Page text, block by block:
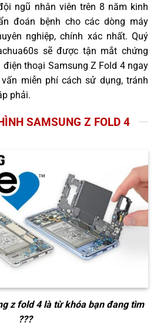
ngũ nhân viên trên 8 năm kinh
đoán bệnh cho các dòng máy
nghiệp, chính xác nhất. Quý
sẽ được tận mắt chứng
thoại Samsung Z Fold 4 ngay
miễn phí cách sử dụng, tránh
phải.
SAMSUNG Z FOLD 4
z fold 4là từ khóa bạn đang tìm
???